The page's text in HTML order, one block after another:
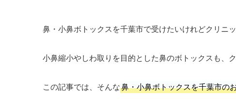
鼻・小鼻ボトックスを千葉市で受けたいけれどクリニ
小鼻縮小やしわ取りを目的とした鼻のボトックスも、
この記事では、そんな鼻・小鼻ボトックスを千葉市の